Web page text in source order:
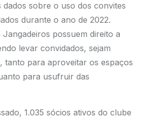
dados sobre o uso dos convites
durante o ano de 2022.
possuem direito a
levar convidados, sejam
tanto para aproveitar os espaços
para usufruir das
1.035 sócios ativos do clube